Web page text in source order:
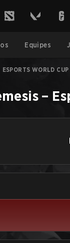
Equipes
ESPORTS WORLD
–